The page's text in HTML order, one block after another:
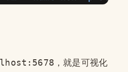
，就是可视化